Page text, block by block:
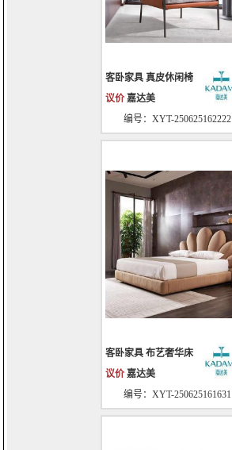
客卧家具 真皮休闲椅
议价 嘉达美
编号：XYT-250625162222
客卧家具 布艺奢华床
议价 嘉达美
编号：XYT-250625161631